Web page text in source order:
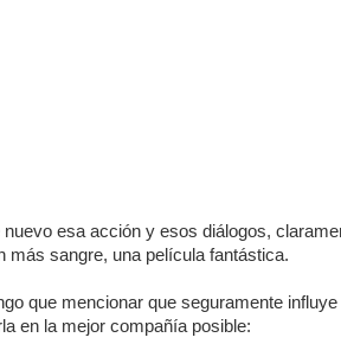
nuevo esa acción y esos diálogos,
más sangre, una película fantástica.
que mencionar que seguramente
en la mejor compañía posible: